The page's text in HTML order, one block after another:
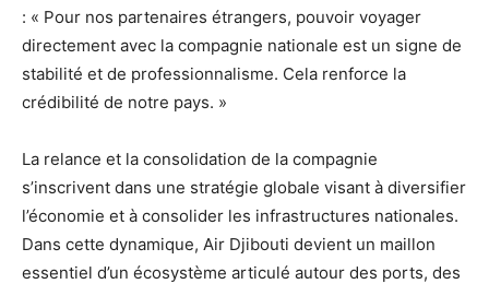
: « Pour nos partenaires étrangers, pouvoir voyager
directement avec la compagnie nationale est un signe de
stabilité et de professionnalisme. Cela renforce la
crédibilité de notre pays. »
La relance et la consolidation de la compagnie
s’inscrivent dans une stratégie globale visant à diversifier
l’économie et à consolider les infrastructures nationales.
Dans cette dynamique, Air Djibouti devient un maillon
essentiel d’un écosystème articulé autour des ports, des